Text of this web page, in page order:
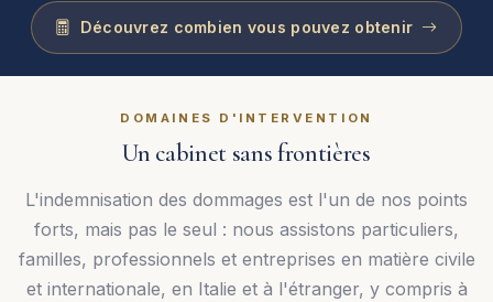
Découvrez combien vous pouvez obtenir
DOMAINES D'INTERVENTION
Un cabinet sans frontières
L'indemnisation des dommages est l'un de nos points
forts, mais pas le seul : nous assistons particuliers,
familles, professionnels et entreprises en matière civile
et internationale, en Italie et à l'étranger, y compris à